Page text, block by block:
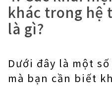
khác trong hệ
là gì?
Dưới đây là một
mà bạn cần biết